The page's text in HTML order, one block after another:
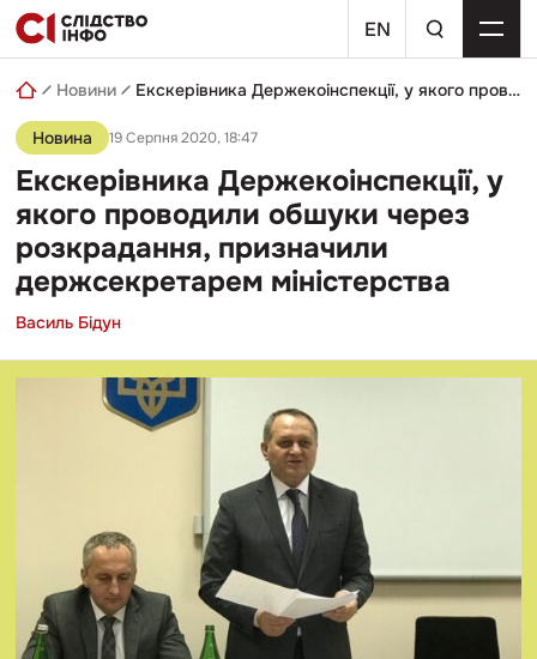
Skip
to
content
EN
пошуковий
запит
Новини Екскерівника Держекоінспекції, у якого проводили обшуки через розкрадання, призначили держсекретарем міністерства
Новина 19 Серпня 2020, 18:47
Екскерівника Держекоінспекції, у
якого проводили обшуки через
розкрадання, призначили
держсекретарем міністерства
Василь Бідун